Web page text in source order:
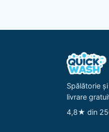
Spălătorie
livrare
4,8★ din